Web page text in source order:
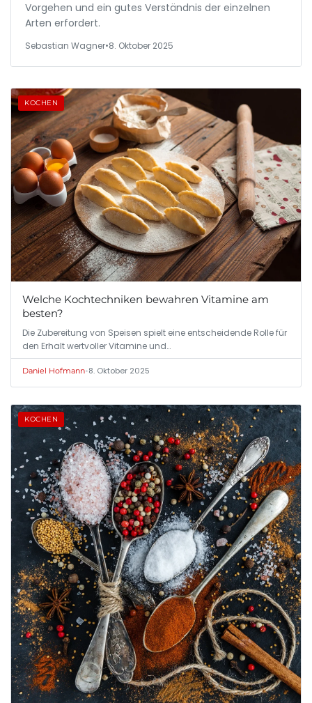
Vorgehen und ein gutes Verständnis der einzelnen
Arten erfordert.
Sebastian Wagner•8. Oktober 2025
KOCHEN
Welche Kochtechniken bewahren Vitamine am
besten?
Die Zubereitung von Speisen spielt eine entscheidende Rolle für
den Erhalt wertvoller Vitamine und…
Daniel Hofmann•8. Oktober 2025
KOCHEN